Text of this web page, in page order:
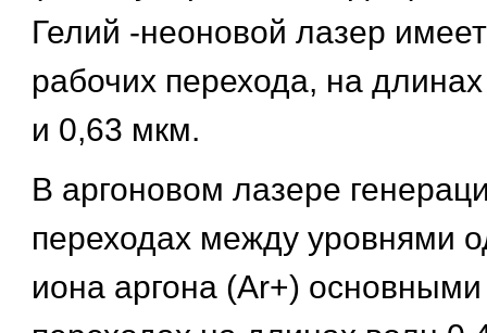
Гелий -неоновой лазер
рабочих перехода, на
и 0,63 мкм.
В аргоновом лазере
переходах между уровнями
иона аргона (Ar+)